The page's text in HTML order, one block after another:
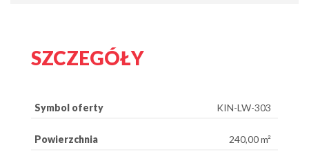
SZCZEGÓŁY
Symbol oferty KIN-LW-303
Powierzchnia 240,00 m²